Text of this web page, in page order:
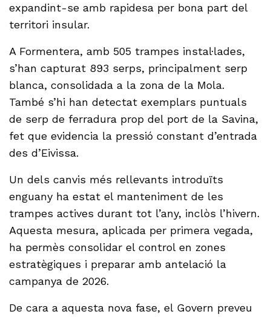
expandint-se amb rapidesa per bona part del
territori insular.
A Formentera, amb 505 trampes instal·lades,
s’han capturat 893 serps, principalment serp
blanca, consolidada a la zona de la Mola.
També s’hi han detectat exemplars puntuals
de serp de ferradura prop del port de la Savina,
fet que evidencia la pressió constant d’entrada
des d’Eivissa.
Un dels canvis més rellevants introduïts
enguany ha estat el manteniment de les
trampes actives durant tot l’any, inclòs l’hivern.
Aquesta mesura, aplicada per primera vegada,
ha permès consolidar el control en zones
estratègiques i preparar amb antelació la
campanya de 2026.
De cara a aquesta nova fase, el Govern preveu